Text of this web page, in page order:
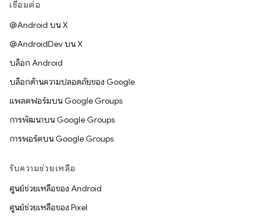
เชื่อมต่อ
@Android บน X
@AndroidDev บน X
บล็อก Android
บล็อกด้านความปลอดภัยของ Google
แพลตฟอร์มบน Google Groups
การพัฒนาบน Google Groups
การพอร์ตบน Google Groups
รับความช่วยเหลือ
ศูนย์ช่วยเหลือของ Android
ศูนย์ช่วยเหลือของ Pixel